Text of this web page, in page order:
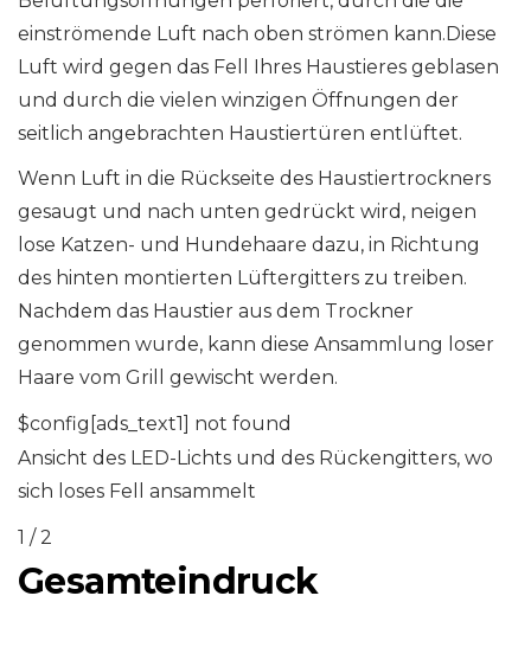
einströmende Luft nach oben strömen kann.Diese
Luft wird gegen das Fell Ihres Haustieres geblasen
und durch die vielen winzigen Öffnungen der
seitlich angebrachten Haustiertüren entlüftet.
Wenn Luft in die Rückseite des Haustiertrockners
gesaugt und nach unten gedrückt wird, neigen
lose Katzen- und Hundehaare dazu, in Richtung
des hinten montierten Lüftergitters zu treiben.
Nachdem das Haustier aus dem Trockner
genommen wurde, kann diese Ansammlung loser
Haare vom Grill gewischt werden.
$config[ads_text1] not found
Ansicht des LED-Lichts und des Rückengitters, wo
sich loses Fell ansammelt
1 / 2
Gesamteindruck